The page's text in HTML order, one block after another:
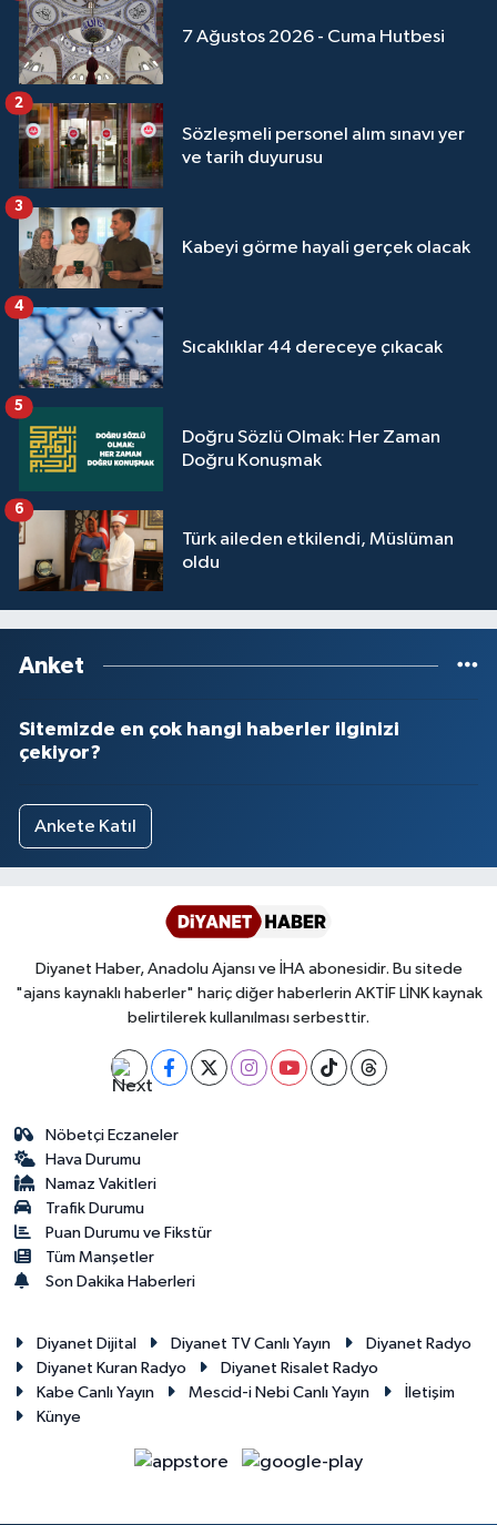
7 Ağustos 2026 - Cuma Hutbesi
Sözleşmeli personel alım sınavı yer
ve tarih duyurusu
2
Kabeyi görme hayali gerçek olacak
3
Sıcaklıklar 44 dereceye çıkacak
4
Doğru Sözlü Olmak: Her Zaman
Doğru Konuşmak
5
Türk aileden etkilendi, Müslüman
oldu
6
Anket
Sitemizde en çok hangi haberler ilginizi
çekiyor?
Ankete Katıl
Diyanet Haber, Anadolu Ajansı ve İHA abonesidir. Bu sitede
"ajans kaynaklı haberler" hariç diğer haberlerin AKTİF LİNK kaynak
belirtilerek kullanılması serbesttir.
Nöbetçi Eczaneler
Hava Durumu
Namaz Vakitleri
Trafik Durumu
Puan Durumu ve Fikstür
Tüm Manşetler
Son Dakika Haberleri
Diyanet Dijital Diyanet TV Canlı Yayın
Diyanet Radyo
Diyanet Kuran Radyo
Diyanet Risalet Radyo
Kabe Canlı Yayın
Mescid-i Nebi Canlı Yayın
İletişim
Künye
Sivas Müftülüğü
Şanlıurfa Müftülüğü
Şırnak Müftülüğü
Tekirdağ Müftülüğü
Tokat Müftülüğü
Trabzon Müftülüğü
Tunceli Müftülüğü
Uşak Müftülüğü
Yalova Müftülüğü
Yozgat Müftülüğü
Zonguldak Müftülüğü